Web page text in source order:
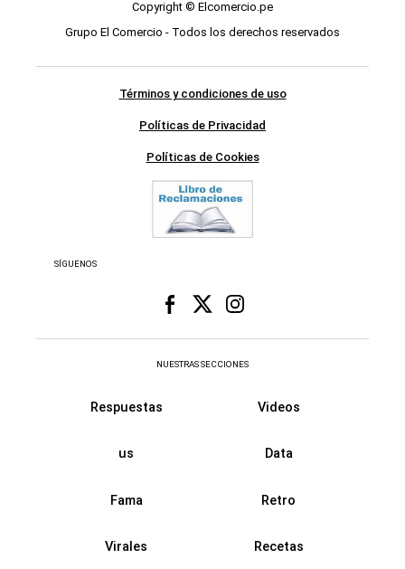
Copyright © Elcomercio.pe
Grupo El Comercio - Todos los derechos reservados
Términos y condiciones de uso
Políticas de Privacidad
Políticas de Cookies
SÍGUENOS
NUESTRAS SECCIONES
Respuestas Videos
us Data
Fama Retro
Virales Recetas